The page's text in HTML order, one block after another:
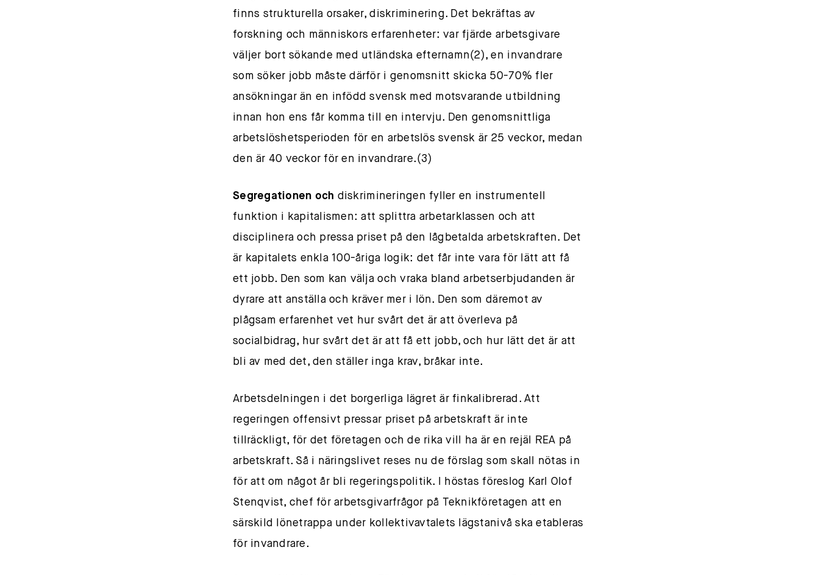
finns strukturella orsaker, diskriminering. Det bekräftas av
forskning och människors erfarenheter: var fjärde arbetsgivare
väljer bort sökande med utländska efternamn(2), en invandrare
som söker jobb måste därför i genomsnitt skicka 50-70% fler
ansökningar än en infödd svensk med motsvarande utbildning
innan hon ens får komma till en intervju. Den genomsnittliga
arbetslöshetsperioden för en arbetslös svensk är 25 veckor, medan
den är 40 veckor för en invandrare.(3)
Segregationen och diskrimineringen fyller en instrumentell
funktion i kapitalismen: att splittra arbetarklassen och att
disciplinera och pressa priset på den lågbetalda arbetskraften. Det
är kapitalets enkla 100-åriga logik: det får inte vara för lätt att få
ett jobb. Den som kan välja och vraka bland arbetserbjudanden är
dyrare att anställa och kräver mer i lön. Den som däremot av
plågsam erfarenhet vet hur svårt det är att överleva på
socialbidrag, hur svårt det är att få ett jobb, och hur lätt det är att
bli av med det, den ställer inga krav, bråkar inte.
Arbetsdelningen i det borgerliga lägret är finkalibrerad. Att
regeringen offensivt pressar priset på arbetskraft är inte
tillräckligt, för det företagen och de rika vill ha är en rejäl REA på
arbetskraft. Så i näringslivet reses nu de förslag som skall nötas in
för att om något år bli regeringspolitik. I höstas föreslog Karl Olof
Stenqvist, chef för arbetsgivarfrågor på Teknikföretagen att en
särskild lönetrappa under kollektivavtalets lägstanivå ska etableras
för invandrare.